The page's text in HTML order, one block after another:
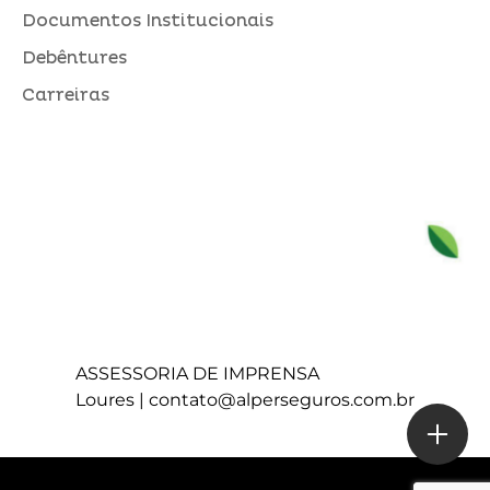
Documentos Institucionais
Debêntures
Carreiras
ASSESSORIA DE IMPRENSA
Loures | contato@alperseguros.com.br